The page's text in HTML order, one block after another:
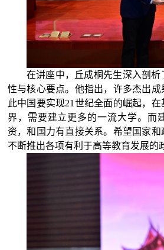
在讲座中，丘成桐先生深入剖
性与核心要点。他指出，许多杰出成
此中国要实现21世纪全面的崛起，
界，需要建立更多的一流大学。而
资，和国力有直接关系。希望国家和
不断推出各项有利于高等教育发展的